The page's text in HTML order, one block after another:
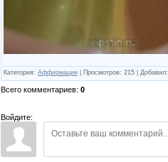
Категория: Аффирмации Просмотров: 215 Добавил:
Всего комментариев: 0
Войдите: